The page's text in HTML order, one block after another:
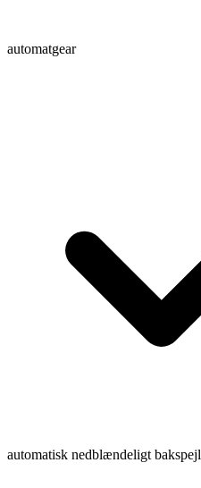
automatgear
automatisk nedblændeligt bakspejl